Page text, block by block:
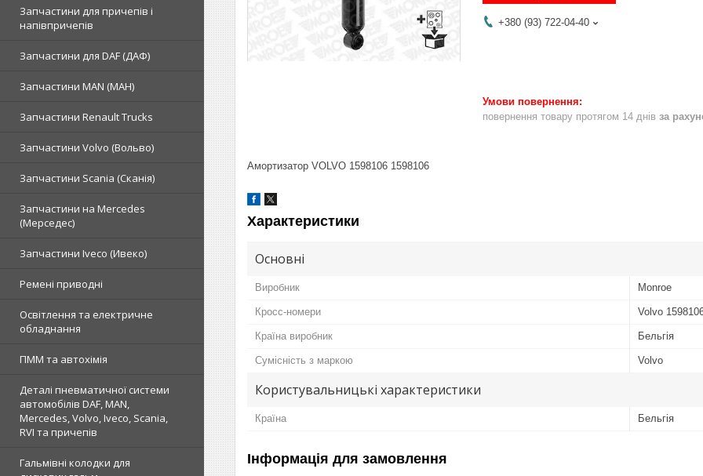
Запчастини для причепів і
напівпричепів
Запчастини для DAF (ДАФ)
Запчастини MAN (МАН)
Запчастини Renault Trucks
Запчастини Volvo (Вольво)
Запчастини Scania (Сканія)
Запчастини на Mercedes
(Мерседес)
Запчастини Iveco (Ивеко)
Ремені приводні
Освітлення та електричне
обладнання
ПММ та автохімія
Деталі пневматичної системи
автомобілів DAF, MAN,
Mercedes, Volvo, Iveco, Scania,
RVI та причепів
Гальмівні колодки для
+380 (93) 722-04-40
повернення товару протягом 14 днів за
Амортизатор VOLVO 1598106 1598106
Характеристики
Основні
Виробник Monroe
Кросс-номери Volvo
Країна виробник Бельгія
Сумісність з маркою Volvo
Користувальницькі характеристики
Країна Бельгія
Інформація для замовлення